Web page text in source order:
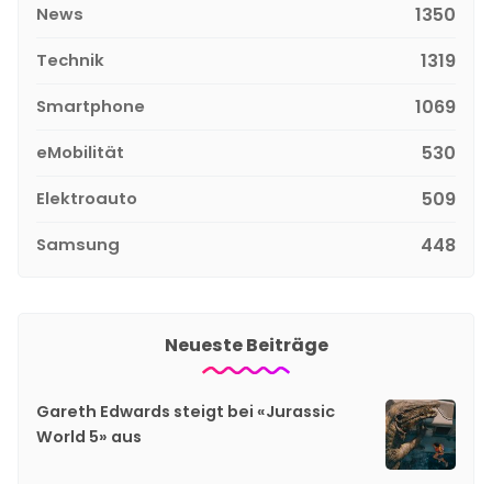
News 1350
Technik 1319
Smartphone 1069
eMobilität 530
Elektroauto 509
Samsung 448
Neueste Beiträge
Gareth Edwards steigt bei «Jurassic
World 5» aus